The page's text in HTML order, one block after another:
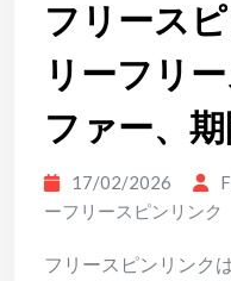
フリース
リーフリ
ファー、
17/02/2026
ーフリースピンリンク
フリースピンリンク